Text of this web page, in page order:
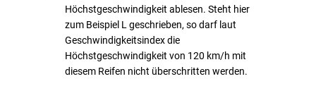
Höchstgeschwindigkeit ablesen. Steht hier
zum Beispiel L geschrieben, so darf laut
Geschwindigkeitsindex die
Höchstgeschwindigkeit von 120 km/h mit
diesem Reifen nicht überschritten werden.